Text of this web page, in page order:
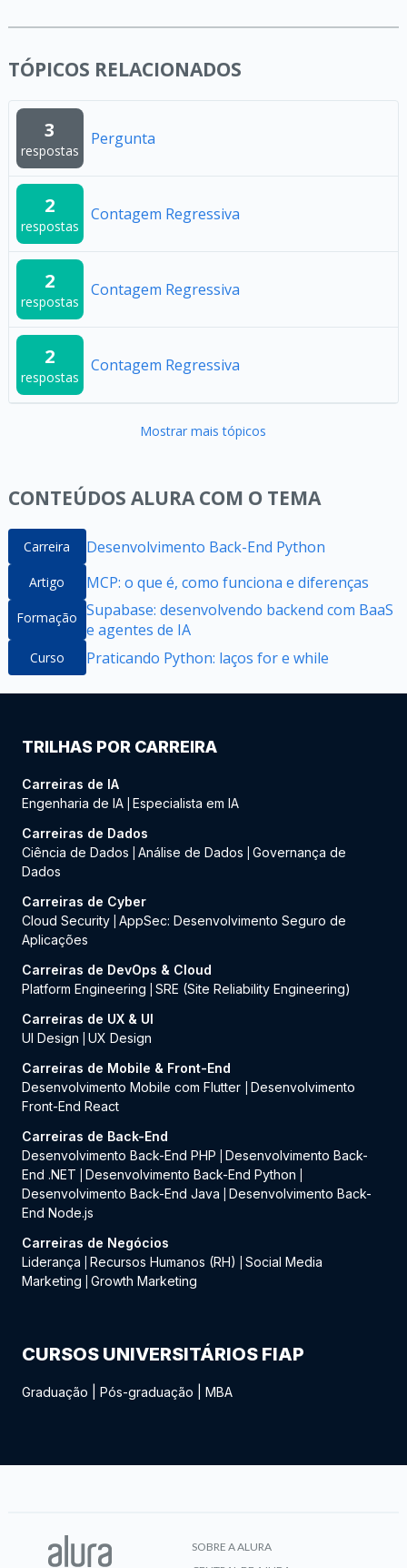
TÓPICOS RELACIONADOS
3
respostas
Pergunta
2
respostas
Contagem Regressiva
2
respostas
Contagem Regressiva
2
respostas
Contagem Regressiva
Mostrar mais tópicos
CONTEÚDOS ALURA COM O TEMA
Carreira Desenvolvimento Back-End Python
Artigo MCP: o que é, como funciona e diferenças
Formação Supabase: desenvolvendo backend com BaaS
e agentes de IA
Curso Praticando Python: laços for e while
TRILHAS POR CARREIRA
Carreiras de IA
Engenharia de IA Especialista em IA
Carreiras de Dados
Ciência de Dados
Análise de Dados
Governança de
Dados
Carreiras de Cyber
Cloud Security AppSec: Desenvolvimento Seguro de
Aplicações
Carreiras de DevOps & Cloud
Platform Engineering
SRE (Site Reliability Engineering)
Carreiras de UX & UI
UI Design
UX Design
Carreiras de Mobile & Front-End
Desenvolvimento Mobile com Flutter
Desenvolvimento
Front-End React
Carreiras de Back-End
Desenvolvimento Back-End PHP
Desenvolvimento Back-
End .NET
Desenvolvimento Back-End Python
Desenvolvimento Back-End Java
Desenvolvimento Back-
End Node.js
Carreiras de Negócios
Liderança
Recursos Humanos (RH)
Social Media
Marketing
Growth Marketing
CURSOS UNIVERSITÁRIOS FIAP
Graduação Pós-graduação MBA
SOBRE A ALURA